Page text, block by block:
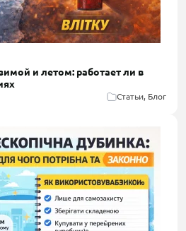
и летом: работает ли в
Статьи, Блог